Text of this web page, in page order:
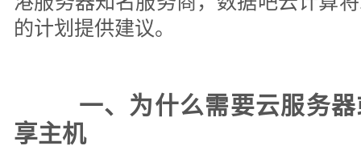
的计划提供建议。
一、为什么需要云服务
享主机